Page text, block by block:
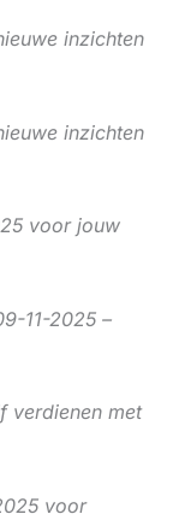
inzichten
inzichten
voor jouw
11-2025 –
verdienen met
voor